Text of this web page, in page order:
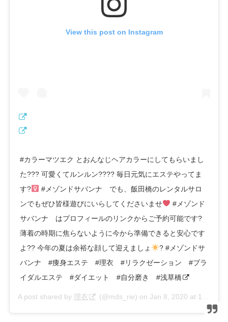
View this post on Instagram
#カラーマツエク とおんなじヘアカラーにしてもらいまし
た??? 可愛くてルンルン???? 毎日元気にエステやってま
す?‍
#メゾンドサバンナ でも、飯田橋のレンタルサロ
ンでもぜひ皆様遊びにいらしてくださいませ
#メゾンド
サバンナ はプロフィールのリンクからご予約可能です?
薄着の時期に焦らないように今から準備できると安心です
よ?? 今年の夏は余裕な顔して迎えましょ
? #メゾンドサ
バンナ #痩身エステ #理衣 #リラクゼーション #ブラ
イダルエステ #ダイエット #自分磨き #浅草橋
A post shared by 理衣 (@mds_rie) on Jan 8, 2020 at 10:13pm PST